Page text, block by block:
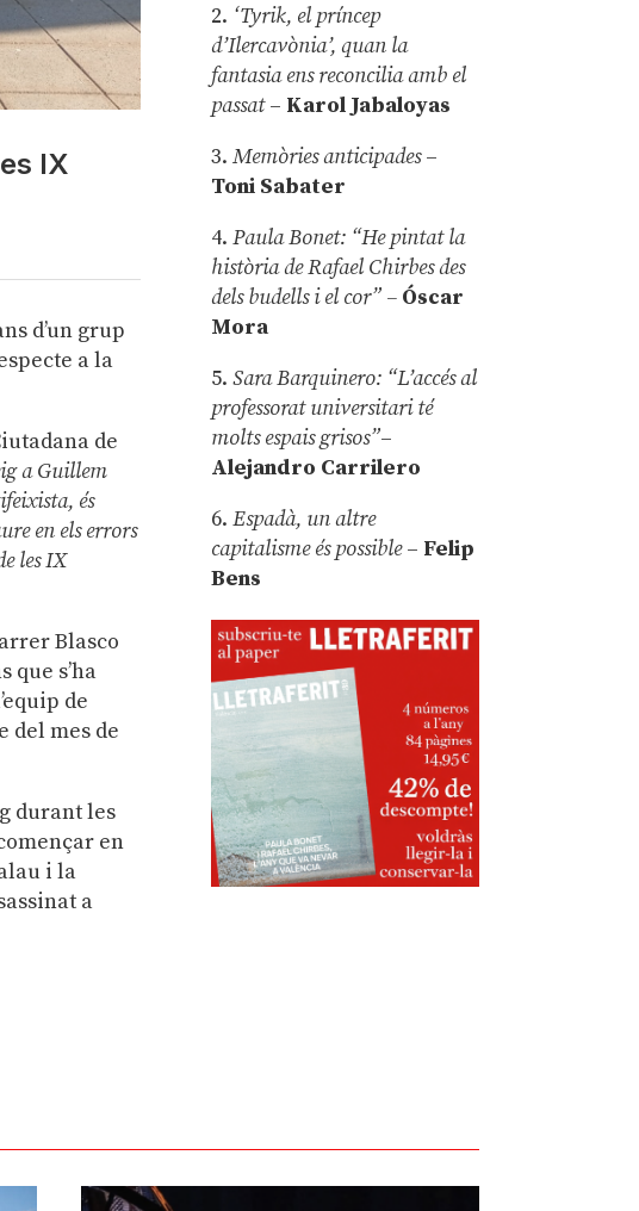
IX
d’un grup
a la
de
a Guillem
és
en els errors
les IX
Blasco
que s’ha
de
del mes de
durant les
en
i la
a
2. ‘Tyrik, el príncep
d’Ilercavònia’, quan la
fantasia ens reconcilia amb el
passat– Karol Jabaloyas
3.Memòries anticipades–
Toni Sabater
4.Paula Bonet: “He pintat la
història de Rafael Chirbes des
dels budells i el cor” – Óscar
Mora
5.Sara Barquinero: “L’accés al
professorat universitari té
molts espais grisos”–
Alejandro Carrilero
6.Espadà, un altre
capitalisme és possible – Felip
Bens